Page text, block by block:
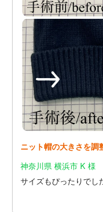
ニット帽の大きさを調
神奈川県 横浜市 K 様
サイズもぴったりでし